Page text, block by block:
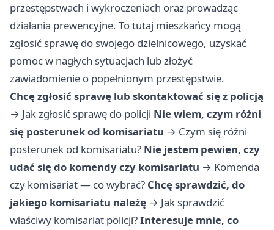
przestępstwach i wykroczeniach oraz prowadząc
działania prewencyjne. To tutaj mieszkańcy mogą
zgłosić sprawę do swojego dzielnicowego, uzyskać
pomoc w nagłych sytuacjach lub złożyć
zawiadomienie o popełnionym przestępstwie.
Chcę zgłosić sprawę lub skontaktować się z policją
→ Jak zgłosić sprawę do policji Nie wiem, czym różni
się posterunek od komisariatu → Czym się różni
posterunek od komisariatu? Nie jestem pewien, czy
udać się do komendy czy komisariatu → Komenda
czy komisariat — co wybrać? Chcę sprawdzić, do
jakiego komisariatu należę → Jak sprawdzić
właściwy komisariat policji?Interesuje mnie, co